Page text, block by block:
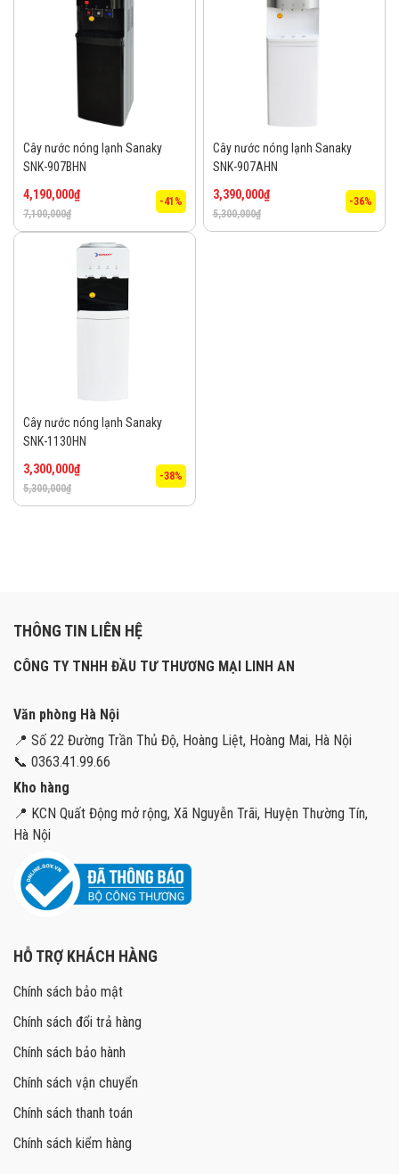
Cây nước nóng lạnh Sanaky
SNK-907BHN
7,100,000₫
4,190,000₫
-41%
Cây nước nóng lạnh Sanaky
SNK-907AHN
5,300,000₫
3,390,000₫
-36%
Cây nước nóng lạnh Sanaky
SNK-1130HN
5,300,000₫
3,300,000₫
-38%
THÔNG TIN LIÊN HỆ
CÔNG TY TNHH ĐẦU TƯ THƯƠNG MẠI LINH AN
Văn phòng Hà Nội
📍 Số 22 Đường Trần Thủ Độ, Hoàng Liệt, Hoàng Mai, Hà Nội
📞 0363.41.99.66
Kho hàng
📍 KCN Quất Động mở rộng, Xã Nguyễn Trãi, Huyện Thường Tín,
Hà Nội
HỖ TRỢ KHÁCH HÀNG
Chính sách bảo mật
Chính sách đổi trả hàng
Chính sách bảo hành
Chính sách vận chuyển
Chính sách thanh toán
Chính sách kiểm hàng